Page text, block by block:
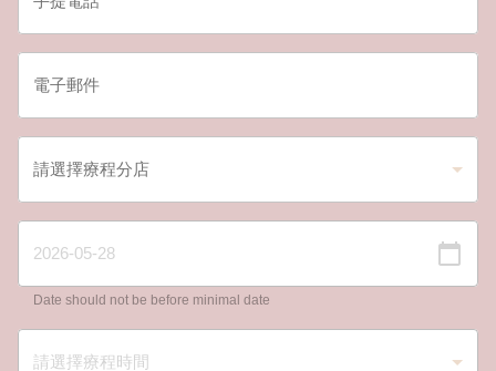
Date should not be before minimal date